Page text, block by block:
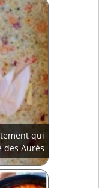
qui
des Aurès